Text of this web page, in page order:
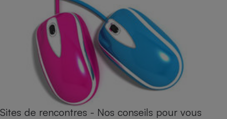
Sites de rencontres - Nos conseils pour vous